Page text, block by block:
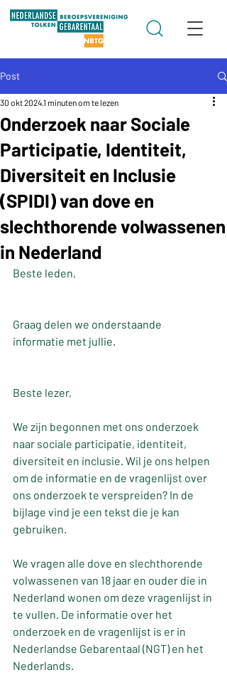
Post
Onderzoek naar Sociale
Participatie, Identiteit,
Diversiteit en Inclusie
(SPIDI) van dove en
slechthorende volwassenen
in Nederland
30 okt 20241 minuten om te lezen
Beste leden,
Graag delen we onderstaande
informatie met jullie.
Beste lezer,
We zijn begonnen met ons onderzoek
naar sociale participatie, identiteit,
diversiteit en inclusie. Wil je ons helpen
om de informatie en de vragenlijst over
ons onderzoek te verspreiden? In de
bijlage vind je een tekst die je kan
gebruiken.
We vragen alle dove en slechthorende
volwassenen van 18 jaar en ouder die in
Nederland wonen om deze vragenlijst in
te vullen. De informatie over het
onderzoek en de vragenlijst is er in
Nederlandse Gebarentaal (NGT) en het
Nederlands.